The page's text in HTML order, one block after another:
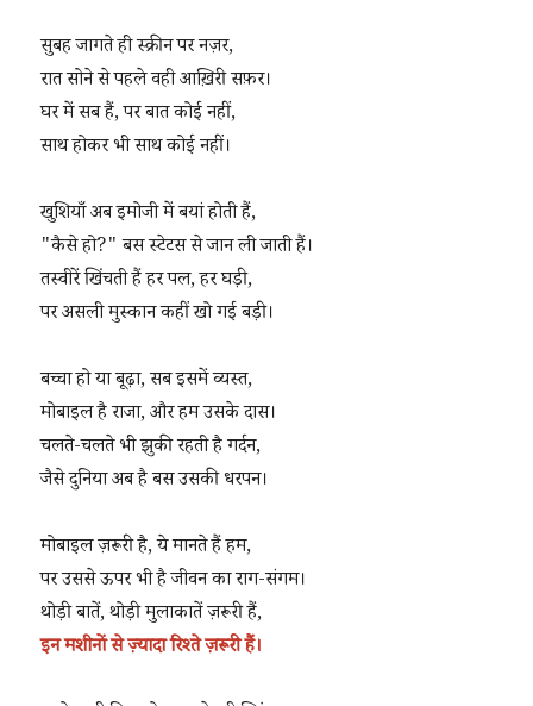
सुबह जागते ही स्क्रीन पर नज़र,
रात सोने से पहले वही आख़िरी सफ़र।
घर में सब हैं, पर बात कोई नहीं,
साथ होकर भी साथ कोई नहीं।
खुशियाँ अब इमोजी में बयां होती हैं,
"कैसे हो?" बस स्टेटस से जान ली जाती हैं।
तस्वीरें खिंचती हैं हर पल, हर घड़ी,
पर असली मुस्कान कहीं खो गई बड़ी।
बच्चा हो या बूढ़ा, सब इसमें व्यस्त,
मोबाइल है राजा, और हम उसके दास।
चलते-चलते भी झुकी रहती है गर्दन,
जैसे दुनिया अब है बस उसकी धरपन।
मोबाइल ज़रूरी है, ये मानते हैं हम,
पर उससे ऊपर भी है जीवन का राग-संगम।
थोड़ी बातें, थोड़ी मुलाकातें ज़रूरी हैं,
इन मशीनों से ज़्यादा रिश्ते ज़रूरी हैं।